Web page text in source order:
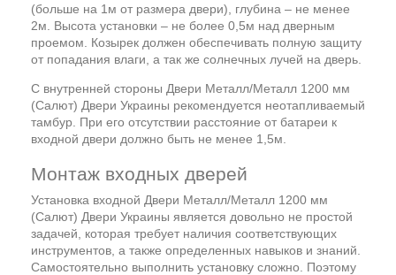
(больше на 1м от размера двери), глубина – не менее
2м. Высота установки – не более 0,5м над дверным
проемом. Козырек должен обеспечивать полную защиту
от попадания влаги, а так же солнечных лучей на дверь.
С внутренней стороны Двери Металл/Металл 1200 мм
(Салют) Двери Украины рекомендуется неотапливаемый
тамбур. При его отсутствии расстояние от батареи к
входной двери должно быть не менее 1,5м.
Монтаж входных дверей
Установка входной Двери Металл/Металл 1200 мм
(Салют) Двери Украины является довольно не простой
задачей, которая требует наличия соответствующих
инструментов, а также определенных навыков и знаний.
Самостоятельно выполнить установку сложно. Поэтому